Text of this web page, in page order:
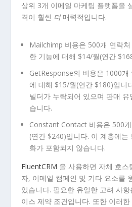
상위 3개 이메일 마케팅 플랫폼을
격이 훨씬 더매력적입니다.
Mailchimp 비용은 500개 연락
한 기능에 대해 $14/월(연간
GetResponse의 비용은 1000개
에 대해 $15/월(연간 $180)입니
빌더가 누락되어 있으며 판매
습니다.
Constant Contact 비용은 500
(연간 $240)입니다. 이 계층에는
화가 포함되지 않습니다.
FluentCRM 을 사용하면 자체 호
자, 이메일 캠페인 및 기타 요소를
있습니다. 필요한 유일한 고려 사
이스 제약 조건입니다. 또한 이러